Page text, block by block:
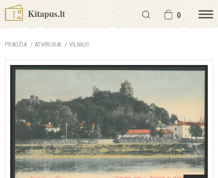
Kitapus.lt 0
PRADŽIA ATVIRUKAI VILNIUS